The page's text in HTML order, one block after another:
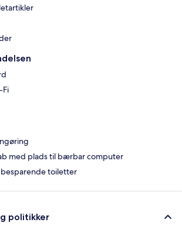
Fi
med plads til bærbar computer
toiletter
politikker